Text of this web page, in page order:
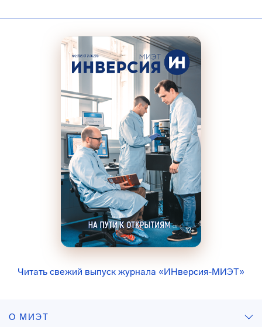
Читать свежий выпуск журнала «ИНверсия-МИЭТ»
О МИЭТ